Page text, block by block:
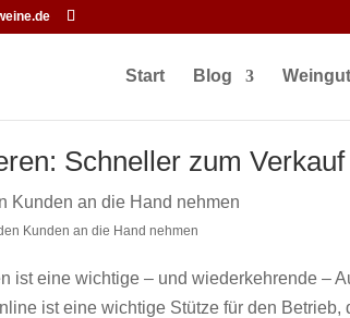
Fenster mit den angegebenen
Start Blog
Schneller zum Verkauf
Kunden an die Hand nehmen
ist eine wichtige – und wiederkehrende –
ist eine wichtige Stütze für den Betrieb,